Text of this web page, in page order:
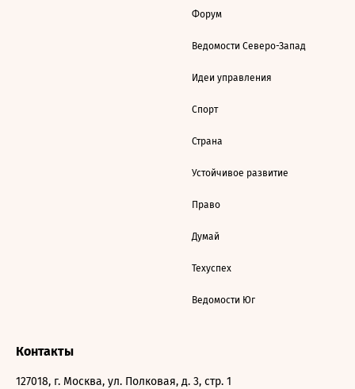
Форум
Ведомости Северо-Запад
Идеи управления
Спорт
Страна
Устойчивое развитие
Право
Думай
Техуспех
Ведомости Юг
Контакты
127018, г. Москва, ул. Полковая, д. 3, стр. 1